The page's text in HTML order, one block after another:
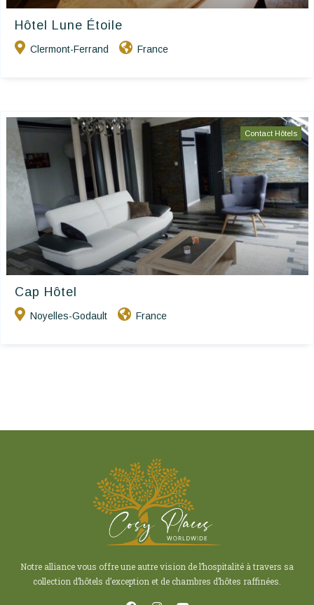
Hôtel Lune Étoile
Clermont-Ferrand France
Contact Hôtels
Cap Hôtel
Noyelles-Godault France
Notre alliance vous offre une autre vision de l’hospitalité à travers sa
collection d’hôtels d’exception et de chambres d’hôtes raffinées.